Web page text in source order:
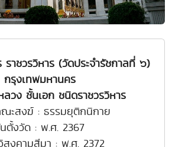
ราชวรวิหาร (วัดประจำรัชกาลที่ ๖)
กรุงเทพมหานคร
ลวง ชั้นเอก ชนิดราชวรวิหาร
ะสงฆ์ : ธรรมยุติกนิกาย
ตั้งวัด : พ.ศ. 2367
สุงคามสีมา : พ.ศ. 2372